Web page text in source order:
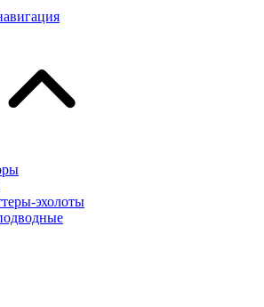
эхолоты